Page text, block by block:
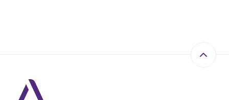
Retour